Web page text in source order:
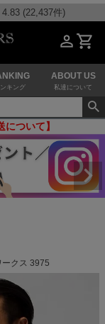
4.83 (22,437件)
キング
ABOUT US
私達について
ついて】
クス 3975